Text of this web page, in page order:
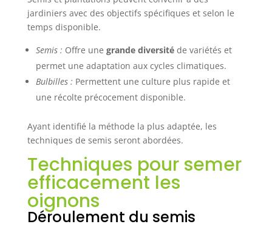
jardiniers avec des objectifs spécifiques et selon le
temps disponible.
Semis : Offre une grande diversitéde variétés et
permet une adaptation aux cycles climatiques.
Bulbilles : Permettent une culture plus rapide et
une récolte précocement disponible.
Ayant identifié la méthode la plus adaptée, les
techniques de semis seront abordées.
Techniques pour semer
efficacement les
oignons
Déroulement du semis